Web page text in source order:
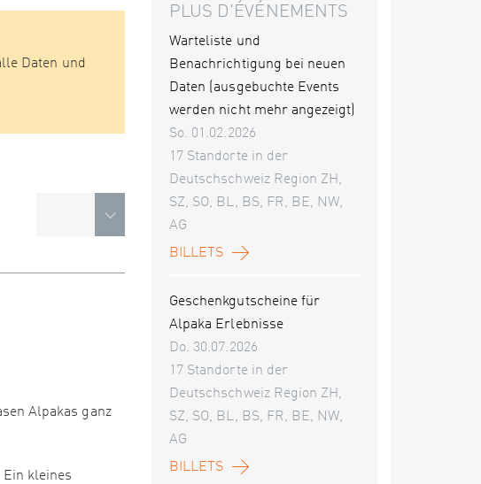
Daten und
Alpakas ganz
Ein kleines
PLUS D'ÉVÉNEMENTS
Warteliste und
Benachrichtigung bei neuen
Daten (ausgebuchte Events
werden nicht mehr angezeigt)
So. 01.02.2026
17 Standorte in der
Deutschschweiz Region ZH,
SZ, SO, BL, BS, FR, BE, NW,
AG
BILLETS
Geschenkgutscheine für
Alpaka Erlebnisse
Do. 30.07.2026
17 Standorte in der
Deutschschweiz Region ZH,
SZ, SO, BL, BS, FR, BE, NW,
AG
BILLETS